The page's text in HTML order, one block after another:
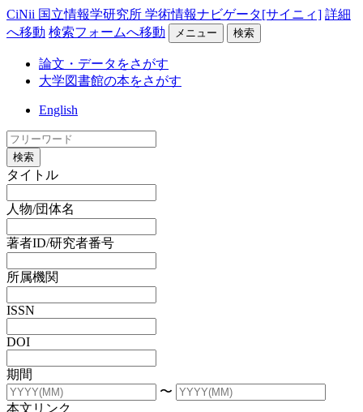
CiNii 国立情報学研究所 学術情報ナビゲータ[サイニィ] 詳細
へ移動 検索フォームへ移動 メニュー 検索
論文・データをさがす
大学図書館の本をさがす
English
検索
タイトル
人物/団体名
著者ID/研究者番号
所属機関
ISSN
DOI
期間
〜
本文リンク